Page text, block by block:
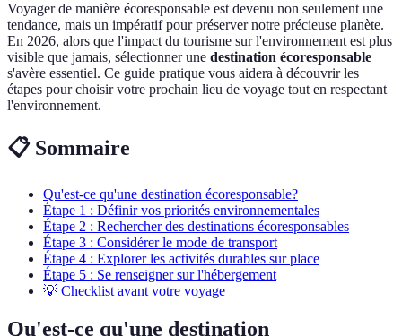
Voyager de manière écoresponsable est devenu non seulement une
tendance, mais un impératif pour préserver notre précieuse planète.
En 2026, alors que l'impact du tourisme sur l'environnement est plus
visible que jamais, sélectionner une destination écoresponsable
s'avère essentiel. Ce guide pratique vous aidera à découvrir les
étapes pour choisir votre prochain lieu de voyage tout en respectant
l'environnement.
📋 Sommaire
Qu'est-ce qu'une destination écoresponsable?
Étape 1 : Définir vos priorités environnementales
Étape 2 : Rechercher des destinations écoresponsables
Étape 3 : Considérer le mode de transport
Étape 4 : Explorer les activités durables sur place
Étape 5 : Se renseigner sur l'hébergement
💡 Checklist avant votre voyage
Qu'est-ce qu'une destination